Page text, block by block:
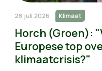
28 juli 2026 Klimaat
Horch (Groen):
Europese top
klimaatcrisis?"